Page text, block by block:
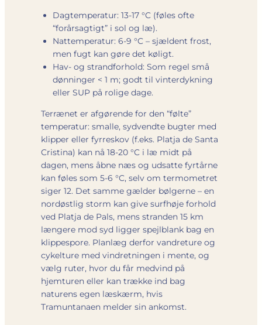
Dagtemperatur: 13-17 °C (føles ofte
“forårsagtigt” i sol og læ).
Nattemperatur: 6-9 °C – sjældent frost,
men fugt kan gøre det køligt.
Hav- og strandforhold: Som regel små
dønninger < 1 m; godt til vinterdykning
eller SUP på rolige dage.
Terrænet er afgørende for den “følte”
temperatur: smalle, sydvendte bugter med
klipper eller fyrreskov (f.eks. Platja de Santa
Cristina) kan nå 18-20 °C i læ midt på
dagen, mens åbne næs og udsatte fyrtårne
kan føles som 5-6 °C, selv om termometret
siger 12. Det samme gælder bølgerne – en
nordøstlig storm kan give surf­høje forhold
ved Platja de Pals, mens stranden 15 km
længere mod syd ligger spejlblank bag en
klippespore. Planlæg derfor vandreture og
cykelture med vindretningen i mente, og
vælg ruter, hvor du får medvind på
hjemturen eller kan trække ind bag
naturens egen læskærm, hvis
Tramuntanaen melder sin ankomst.